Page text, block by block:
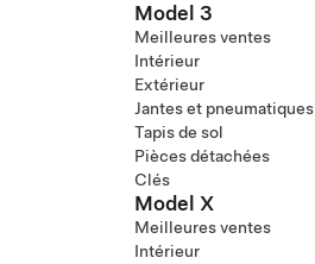
Model 3
Meilleures ventes
Intérieur
Extérieur
Jantes et pneumatiques
Tapis de sol
Pièces détachées
Clés
Model X
Meilleures ventes
Intérieur